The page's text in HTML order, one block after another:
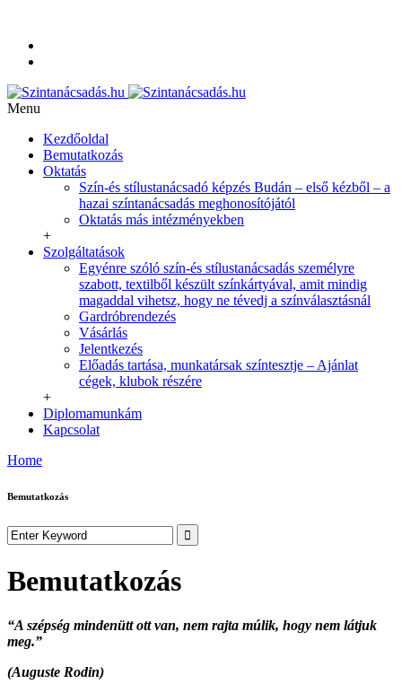
Menu
Kezdőoldal
Bemutatkozás
Oktatás
Szín-és stílustanácsadó képzés Budán – első kézből – a
hazai színtanácsadás meghonosítójától
Oktatás más intézményekben
+
Szolgáltatások
Egyénre szóló szín-és stílustanácsadás személyre
szabott, textilből készült színkártyával, amit mindig
magaddal vihetsz, hogy ne tévedj a színválasztásnál
Gardróbrendezés
Vásárlás
Jelentkezés
Előadás tartása, munkatársak színtesztje – Ajánlat
cégek, klubok részére
+
Diplomamunkám
Kapcsolat
Home
Bemutatkozás
Bemutatkozás
“A szépség mindenütt ott van, nem rajta múlik, hogy nem látjuk
meg.”
(Auguste Rodin)